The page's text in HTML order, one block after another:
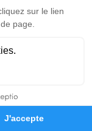
Hommages
hommage